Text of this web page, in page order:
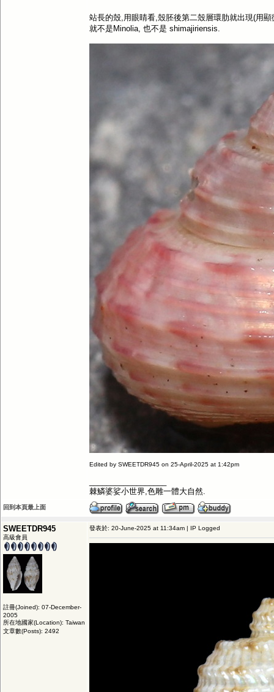
站長的殼,用眼睛看,殼胚後第二殼層環肋就出現(用
就不是Minolia, 也不是 shimajiriensis.
Edited by SWEETDR945 on 25-April-2025 at 1:42pm
棘鱗婆娑小世界,色雕一體大自然.
回到本頁最上面
SWEETDR945
高級會員
註冊(Joined): 07-December-
2005
所在地國家(Location): Taiwan
文章數(Posts): 2492
發表於: 20-June-2025 at 11:34am | IP Logged